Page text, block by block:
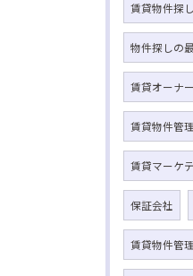
賃貸物件探し
物件探しの
賃貸オーナー
賃貸物件管理
賃貸マーケ
保証会社
賃貸物件管